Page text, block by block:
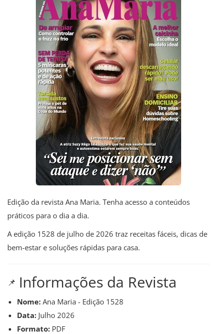
Jogos hoje na TV
Edição da revista Ana Maria. Tenha acesso a conteúdos
práticos para o dia a dia.
A edição 1528 de julho de 2026 traz receitas fáceis, dicas de
bem-estar e soluções rápidas para casa.
📌 Informações da Revista
Nome: Ana Maria - Edição 1528
Data: Julho 2026
Formato: PDF